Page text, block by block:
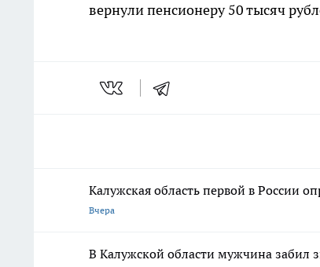
вернули пенсионеру 50 тысяч
Калужская область первой в России
Вчера
В Калужской области мужчина забил